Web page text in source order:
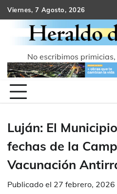
Skip
to
content
Viernes, 7 Agosto, 2026
No escribimos
Luján: El
fechas de la
Vacunación
Publicado el 27 febrero, 2026